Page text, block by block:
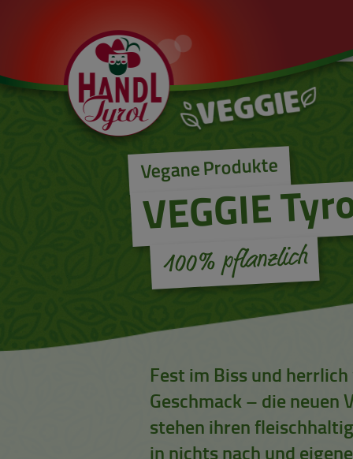
Vegane Produkte
VEGGIE
100% pflanzlich
Fest im Biss und
Geschmack – die neuen
stehen ihren
in nichts nach und